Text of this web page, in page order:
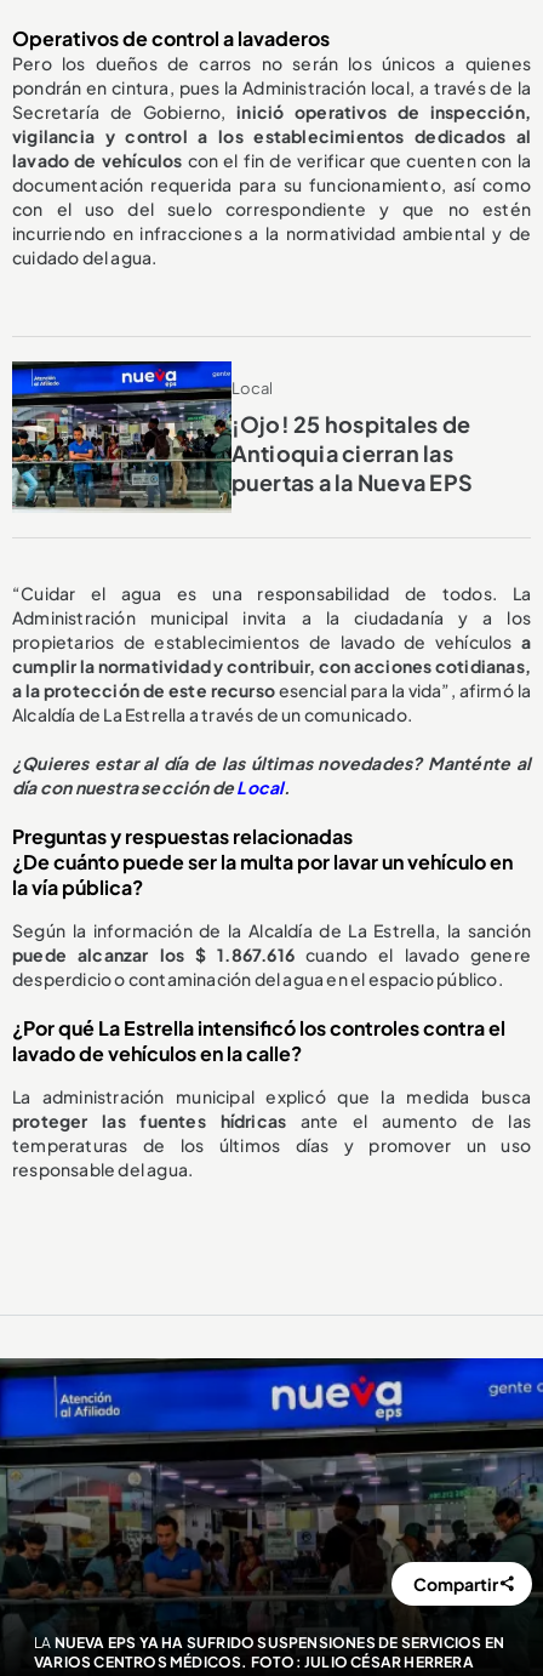
Operativos de control a lavaderos
Pero los dueños de carros no serán los únicos a quienes
pondrán en cintura, pues la Administración local, a través de la
Secretaría de Gobierno,inició operativos de inspección,
vigilancia y control a los establecimientos dedicados al
lavado de vehículos con el fin de verificar que cuenten con la
documentación requerida para su funcionamiento, así como
con el uso del suelo correspondiente y que no estén
incurriendo en infracciones a la normatividad ambiental y de
cuidado del agua.
Local
¡Ojo! 25 hospitales de
Antioquia cierran las
puertas a la Nueva EPS
“Cuidar el agua es una responsabilidad de todos. La
Administración municipal invita a la ciudadanía y a los
propietarios de establecimientos de lavado de vehículos a
cumplir la normatividad y contribuir, con acciones cotidianas,
a la protección de este recursoesencial para la vida”, afirmó la
Alcaldía de La Estrella a través de un comunicado.
¿Quieres estar al día de las últimas novedades? Manténte al
día con nuestra sección deLocal.
Preguntas y respuestas relacionadas
¿De cuánto puede ser la multa por lavar un vehículo en
la vía pública?
Según la información de la Alcaldía de La Estrella, la sanción
puede alcanzar los $ 1.867.616 cuando el lavado genere
desperdicio o contaminación del agua en el espacio público.
¿Por qué La Estrella intensificó los controles contra el
lavado de vehículos en la calle?
La administración municipal explicó que la medida busca
proteger las fuentes hídricas ante el aumento de las
temperaturas de los últimos días y promover un uso
responsable del agua.
LA NUEVA EPS YA HA SUFRIDO SUSPENSIONES DE SERVICIOS EN
VARIOS CENTROS MÉDICOS. FOTO: JULIO CÉSAR HERRERA
Compartir